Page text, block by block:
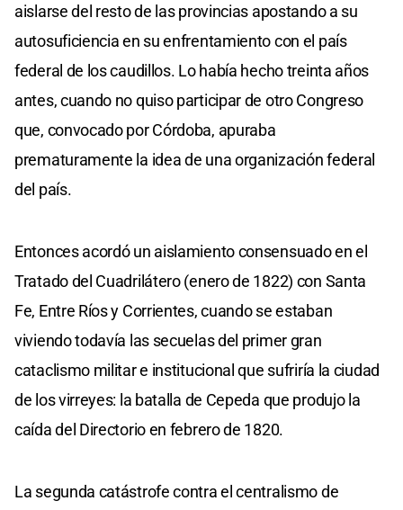
aislarse del resto de las provincias apostando a su
autosuficiencia en su enfrentamiento con el país
federal de los caudillos. Lo había hecho treinta años
antes, cuando no quiso participar de otro Congreso
que, convocado por Córdoba, apuraba
prematuramente la idea de una organización federal
del país.
Entonces acordó un aislamiento consensuado en el
Tratado del Cuadrilátero (enero de 1822) con Santa
Fe, Entre Ríos y Corrientes, cuando se estaban
viviendo todavía las secuelas del primer gran
cataclismo militar e institucional que sufriría la ciudad
de los virreyes: la batalla de Cepeda que produjo la
caída del Directorio en febrero de 1820.
La segunda catástrofe contra el centralismo de